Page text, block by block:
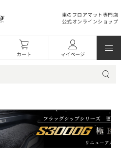
車のフロアマット専門店
公式オンラインショップ
カート マイページ